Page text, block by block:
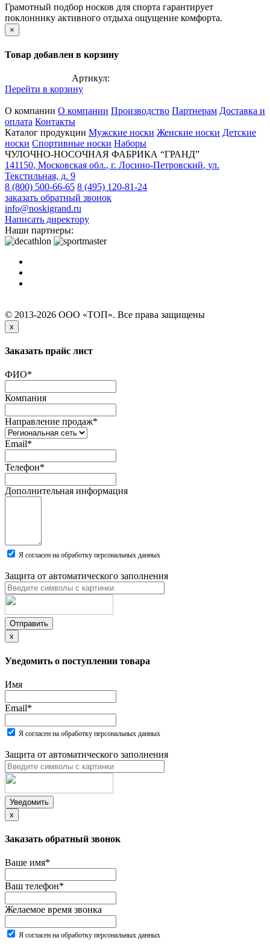
Грамотный подбор носков для спорта гарантирует
поклоннику активного отдыха ощущение комфорта.
×
Товар добавлен в корзину
Артикул:
Перейти в корзину
О компании О компании Производство Партнерам Доставка и
оплата Контакты
Каталог продукции Мужские носки Женские носки Детские
носки Спортивные носки Наборы
ЧУЛОЧНО-НОСОЧНАЯ ФАБРИКА “ГРАНД”
141150, Московская обл., г. Лосино-Петровский, ул.
Текстильная, д. 9
8 (800) 500-66-65 8 (495) 120-81-24
заказать обратный звонок
info@noskigrand.ru
Написать директору
Наши партнеры:
© 2013-2026 ООО «ТОП». Все права защищены
x
Заказать прайс лист
ФИО*
Компания
Направление продаж*
Email*
Телефон*
Дополнительная информация
Я согласен на обработку персональных данных
Защита от автоматического заполнения
Отправить
x
Уведомить о поступлении товара
Имя
Email*
Я согласен на обработку персональных данных
Защита от автоматического заполнения
Уведомить
x
Заказать обратный звонок
Ваше имя*
Ваш телефон*
Желаемое время звонка
Я согласен на обработку персональных данных